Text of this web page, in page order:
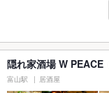
隠れ家酒場 W PEACE
富山駅 居酒屋